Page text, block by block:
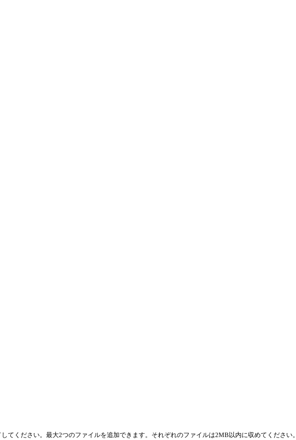
ください。最大2つのファイルを追加できます。それぞれのファイルは2MB以内に収めてください。